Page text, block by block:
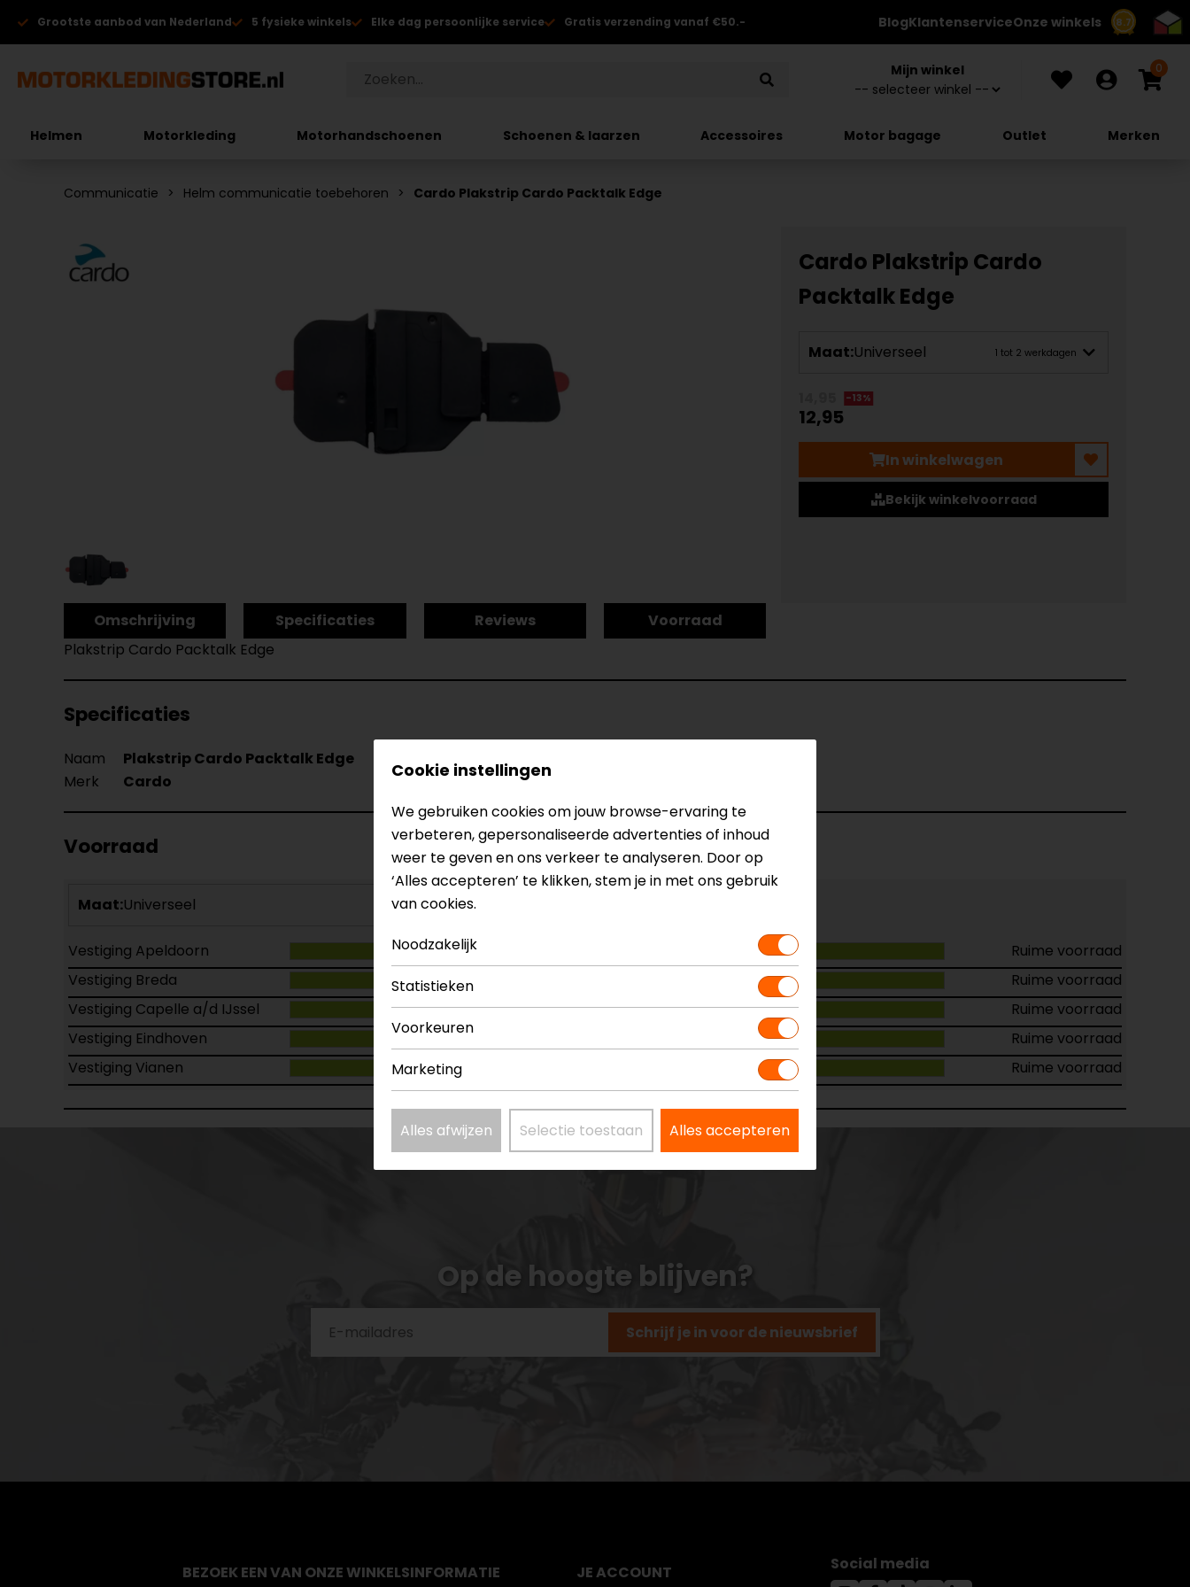
8.7
Grootste aanbod van Nederland 5 fysieke winkels Elke dag persoonlijke service Gratis verzending vanaf €50.- BlogKlantenserviceOnze winkels
Mijn winkel 0
Helmen Motorkleding Motorhandschoenen Schoenen & laarzen Accessoires Motor bagage Outlet Merken
Communicatie Helm communicatie toebehoren Cardo Plakstrip Cardo Packtalk Edge
Cardo Plakstrip Cardo
Packtalk Edge
Maat:Universeel 1 tot 2 werkdagen
-13%
12,95
In winkelwagen
Bekijk winkelvoorraad
Omschrijving Specificaties Reviews
Voorraad
Plakstrip Cardo Packtalk Edge
Specificaties
Naam Plakstrip Cardo Packtalk Edge
Merk
Cardo
Voorraad
Maat:Universeel
Vestiging Apeldoorn
Ruime voorraad
Vestiging Breda
Ruime voorraad
Vestiging Capelle a/d IJssel
Ruime voorraad
Vestiging Eindhoven
Ruime voorraad
Vestiging Vianen
Ruime voorraad
Op de hoogte blijven?
Schrijf je in voor de nieuwsbrief
Cookie instellingen
We gebruiken cookies om jouw browse-ervaring te
verbeteren, gepersonaliseerde advertenties of inhoud
weer te geven en ons verkeer te analyseren. Door op
‘Alles accepteren’ te klikken, stem je in met ons gebruik
van cookies.
Noodzakelijk
Statistieken
Voorkeuren
Marketing
Alles afwijzen Selectie toestaan Alles accepteren
BEZOEK EEN VAN ONZE WINKELSINFORMATIE JE ACCOUNT Social media